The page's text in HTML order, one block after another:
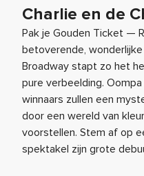
Charlie en de
Pak je Gouden Ticket —
betoverende,
Broadway stapt zo het
pure verbeelding.
winnaars zullen een
door een wereld van
voorstellen. Stem af op
spektakel zijn grote